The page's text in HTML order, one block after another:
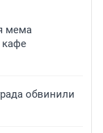
мема
кафе
обвинили